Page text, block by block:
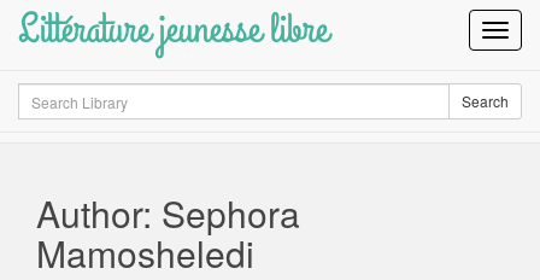
Littérature jeunesse libre
Search Search
Author: Sephora
Mamosheledi